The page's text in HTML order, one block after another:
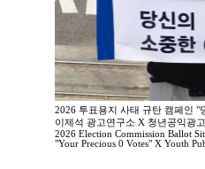
2026 투표용지 사태 규탄 캠페인 "
이제석 광고연구소 X 청년공익광
2026 Election Commission Ballot
"Your Precious 0 Votes" X Youth